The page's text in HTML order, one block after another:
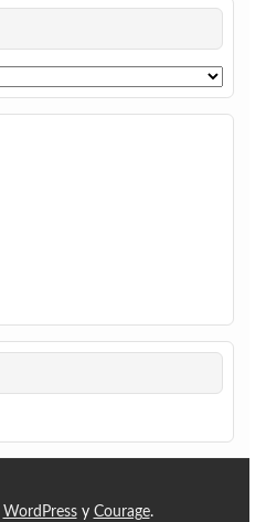
WordPressy Courage.